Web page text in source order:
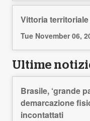
Vittoria
Tue November 06,
Ultime
Brasile, ‘grande
demarcazione
incontattati